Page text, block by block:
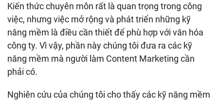
Kiến thức chuyên môn rất là quan trọng trong công
việc, nhưng việc mở rộng và phát triển những kỹ
năng mềm là điều cần thiết để phù hợp với văn hóa
công ty. Vì vậy, phần này chúng tôi đưa ra các kỹ
năng mềm mà người làm Content Marketing cần
phải có.
Nghiên cứu của chúng tôi cho thấy các kỹ năng mềm